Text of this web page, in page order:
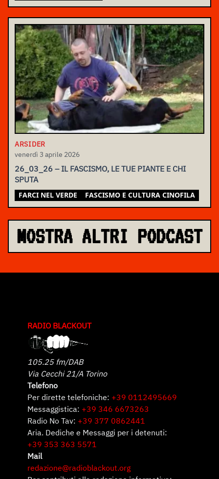
ARSIDER
venerdì 3 aprile 2026
26_03_26 – IL FASCISMO, LE TUE PIANTE E CHI
SPUTA
FARCI NEL VERDE FASCISMO E CULTURA CINOFILA
MOSTRA ALTRI PODCAST
RADIO BLACKOUT
105.25 fm/DAB
Via Cecchi 21/A Torino
Telefono
Per dirette telefoniche: +39 0112495669
Messaggistica: +39 346 6673263
Radio No Tav: +39 377 0862441
Aria. Dediche e Messaggi per i detenuti:
+39 353 363 5571
Mail
redazione@radioblackout.org